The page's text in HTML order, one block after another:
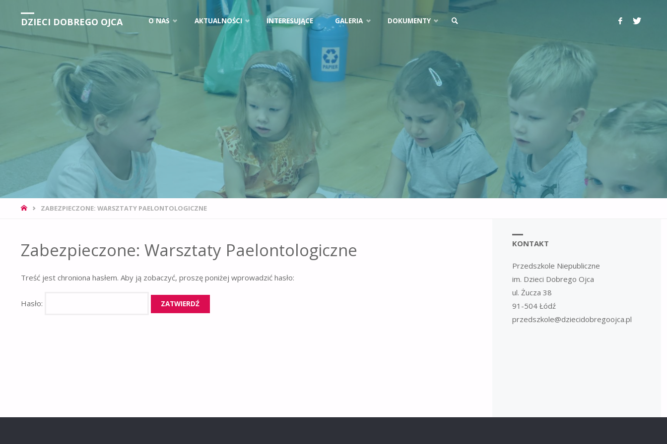
DZIECI DOBREGO OJCA O NAS AKTUALNOŚCI INTERESUJĄCE GALERIA DOKUMENTY
ZABEZPIECZONE: WARSZTATY PAELONTOLOGICZNE
Zabezpieczone: Warsztaty Paelontologiczne
Treść jest chroniona hasłem. Aby ją zobaczyć, proszę poniżej wprowadzić hasło:
Hasło:
KONTAKT
Przedszkole Niepubliczne
im. Dzieci Dobrego Ojca
ul. Żucza 38
91-504 Łódź
przedszkole@dziecidobregoojca.pl